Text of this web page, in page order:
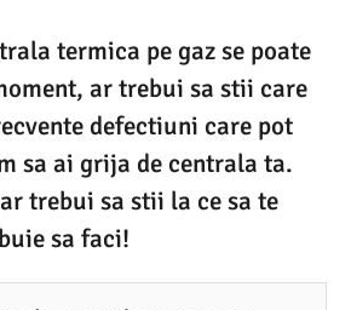
1
.
2
0
2
termica pe gaz se poate
ar trebui sa stii care
defectiuni care pot
sa ai grija de centrala ta.
trebui sa stii la ce sa te
sa faci!